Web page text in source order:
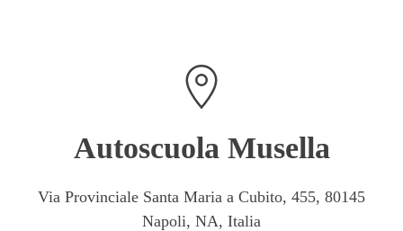
Autoscuola Musella
Via Provinciale Santa Maria a Cubito, 455, 80145
Napoli, NA, Italia